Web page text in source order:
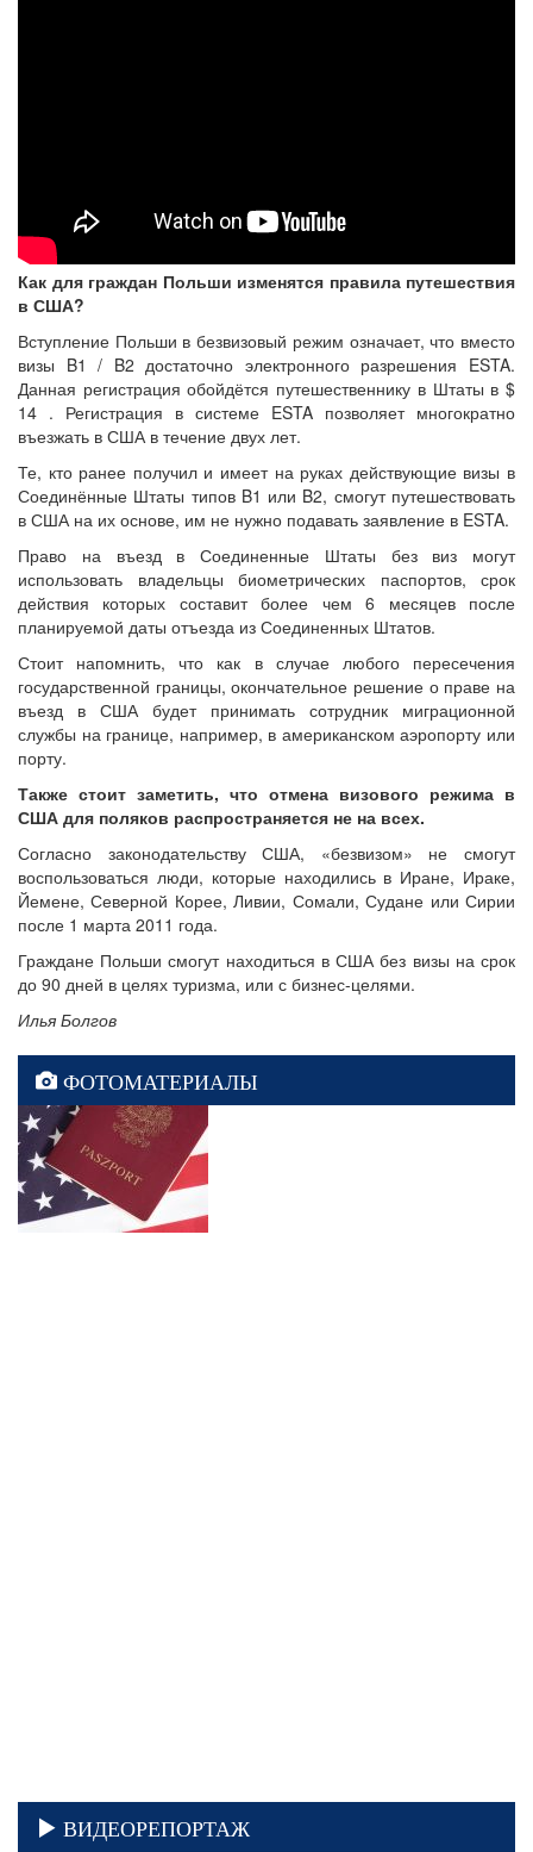
Как для граждан Польши изменятся правила путешествия
в США?
Вступление Польши в безвизовый режим означает, что вместо
визы B1 / B2 достаточно электронного разрешения ESTA.
Данная регистрация обойдётся путешественнику в Штаты в $
14 . Регистрация в системе ESTA позволяет многократно
въезжать в США в течение двух лет.
Те, кто ранее получил и имеет на руках действующие визы в
Соединённые Штаты типов B1 или B2, смогут путешествовать
в США на их основе, им не нужно подавать заявление в ESTA.
Право на въезд в Соединенные Штаты без виз могут
использовать владельцы биометрических паспортов, срок
действия которых составит более чем 6 месяцев после
планируемой даты отъезда из Соединенных Штатов.
Стоит напомнить, что как в случае любого пересечения
государственной границы, окончательное решение о праве на
въезд в США будет принимать сотрудник миграционной
службы на границе, например, в американском аэропорту или
порту.
Также стоит заметить, что отмена визового режима в
США для поляков распространяется не на всех.
Согласно законодательству США, «безвизом» не смогут
воспользоваться люди, которые находились в Иране, Ираке,
Йемене, Северной Корее, Ливии, Сомали, Судане или Сирии
после 1 марта 2011 года.
Граждане Польши смогут находиться в США без визы на срок
до 90 дней в целях туризма, или с бизнес-целями.
Илья Болгов
ФОТОМАТЕРИАЛЫ
ВИДЕОРЕПОРТАЖ